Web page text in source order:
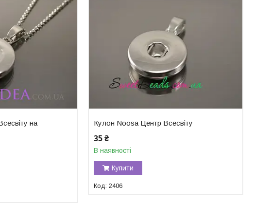
на
Кулон Noosa Центр Всесвіту
35 ₴
В наявності
Купити
2406